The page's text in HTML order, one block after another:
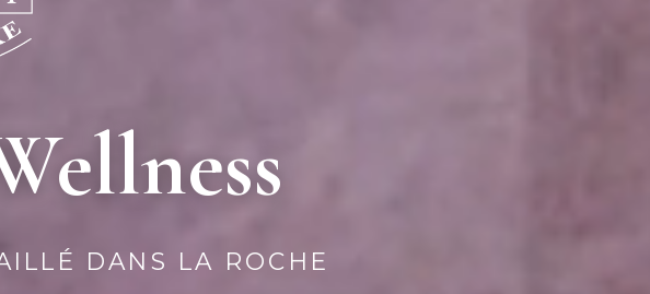
DANS LA ROCHE